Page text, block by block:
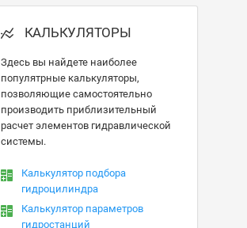
КАЛЬКУЛЯТОРЫ
Здесь вы найдете наиболее
популятрные калькуляторы,
позволяющие самостоятельно
производить приблизительный
расчет элементов гидравлической
системы.
Калькулятор подбора
гидроцилиндра
Калькулятор параметров
гидростанций